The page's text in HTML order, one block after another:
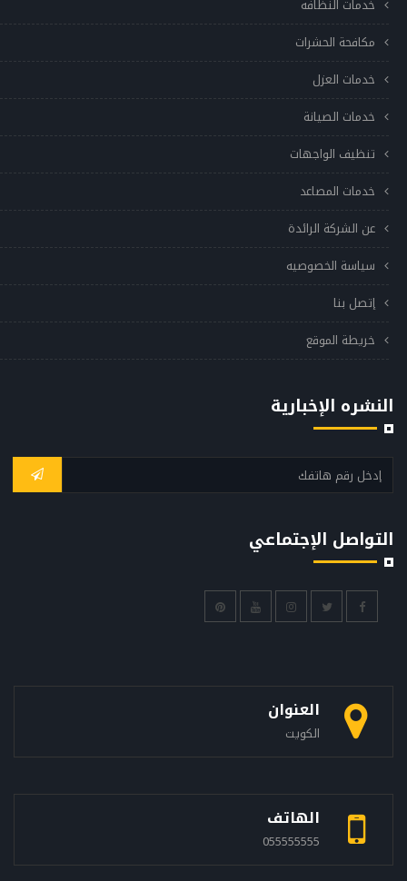
خدمات النظافه
مكافحة الحشرات
خدمات العزل
خدمات الصيانة
تنظيف الواجهات
خدمات المصاعد
عن الشركة الرائدة
سياسة الخصوصيه
إتصل بنا
خريطة الموقع
النشره الإخبارية
التواصل الإجتماعي
العنوان
الكويت
الهاتف
055555555